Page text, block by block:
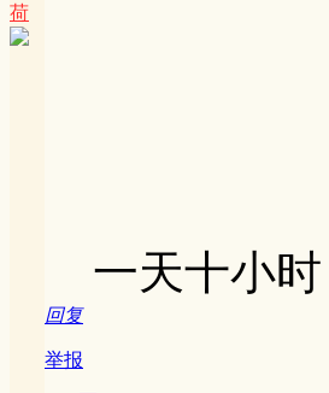
荷
一天十小时
回复
举报